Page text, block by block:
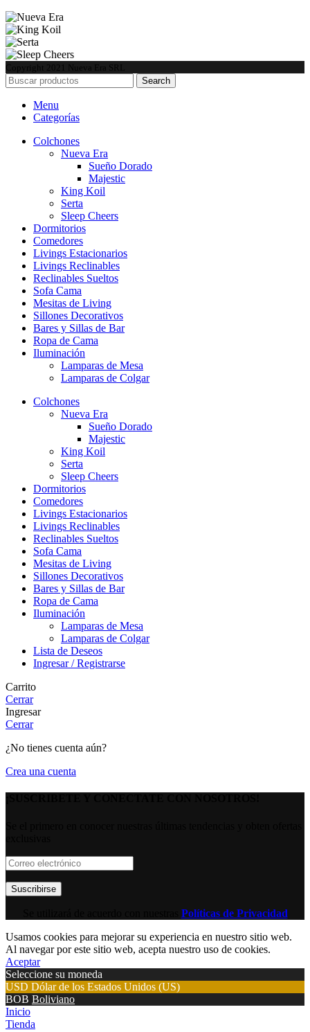
Copyright 2021 Nueva Era SRL
Search
Menu
Categorías
Colchones
Nueva Era
Sueño Dorado
Majestic
King Koil
Serta
Sleep Cheers
Dormitorios
Comedores
Livings Estacionarios
Livings Reclinables
Reclinables Sueltos
Sofa Cama
Mesitas de Living
Sillones Decorativos
Bares y Sillas de Bar
Ropa de Cama
Iluminación
Lamparas de Mesa
Lamparas de Colgar
Colchones
Nueva Era
Sueño Dorado
Majestic
King Koil
Serta
Sleep Cheers
Dormitorios
Comedores
Livings Estacionarios
Livings Reclinables
Reclinables Sueltos
Sofa Cama
Mesitas de Living
Sillones Decorativos
Bares y Sillas de Bar
Ropa de Cama
Iluminación
Lamparas de Mesa
Lamparas de Colgar
Lista de Deseos
Ingresar / Registrarse
Carrito
Cerrar
Ingresar
Cerrar
¿No tienes cuenta aún?
Crea una cuenta
Políticas de Privacidad
Usamos cookies para mejorar su experiencia en nuestro sitio web.
Al navegar por este sitio web, acepta nuestro uso de cookies.
Aceptar
Seleccione su moneda
USD Dólar de los Estados Unidos (US)
BOB Boliviano
Inicio
Tienda